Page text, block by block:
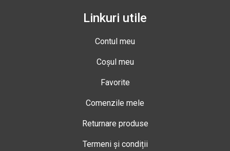
Linkuri utile
Contul meu
Coșul meu
Favorite
Comenzile mele
Returnare produse
Termeni și condiții